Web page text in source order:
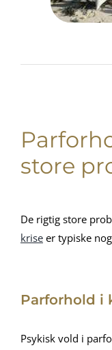
store
De rigtig store
kriseer typiske
Parforhold i
Psykisk vold i